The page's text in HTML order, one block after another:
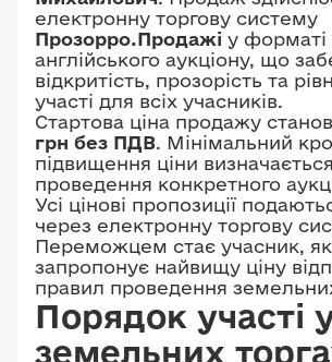
електронну торгову систему
Прозорро.Продажі у форматі
англійського аукціону, що
відкритість, прозорість та
участі для всіх учасників.
Стартова ціна продажу
грн без ПДВ. Мінімальний
підвищення ціни
проведення конкретного
Усі цінові пропозиції
через електронну торгову
Переможцем стає учасник,
запропонує найвищу ціну
правил проведення
Порядок участі
земельних